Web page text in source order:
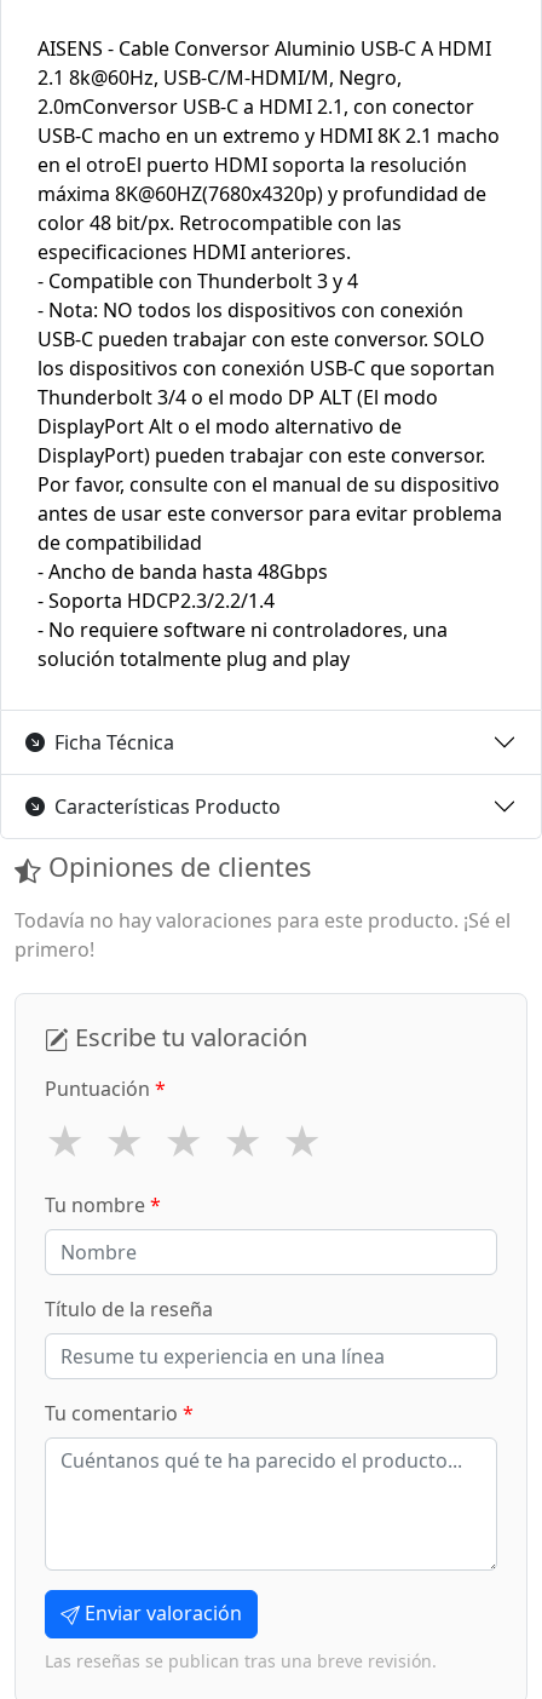
AISENS - Cable Conversor Aluminio USB-C A HDMI
2.1 8k@60Hz, USB-C/M-HDMI/M, Negro,
2.0mConversor USB-C a HDMI 2.1, con conector
USB-C macho en un extremo y HDMI 8K 2.1 macho
en el otroEl puerto HDMI soporta la resolución
máxima 8K@60HZ(7680x4320p) y profundidad de
color 48 bit/px. Retrocompatible con las
especificaciones HDMI anteriores.
- Compatible con Thunderbolt 3 y 4
- Nota: NO todos los dispositivos con conexión
USB-C pueden trabajar con este conversor. SOLO
los dispositivos con conexión USB-C que soportan
Thunderbolt 3/4 o el modo DP ALT (El modo
DisplayPort Alt o el modo alternativo de
DisplayPort) pueden trabajar con este conversor.
Por favor, consulte con el manual de su dispositivo
antes de usar este conversor para evitar problema
de compatibilidad
- Ancho de banda hasta 48Gbps
- Soporta HDCP2.3/2.2/1.4
- No requiere software ni controladores, una
solución totalmente plug and play
Ficha Técnica
Características Producto
Opiniones de clientes
Todavía no hay valoraciones para este producto. ¡Sé el
primero!
Escribe tu valoración
Puntuación *
★ ★ ★ ★ ★
Tu nombre*
Título de la reseña
Tu comentario *
Enviar valoración
Las reseñas se publican tras una breve revisión.